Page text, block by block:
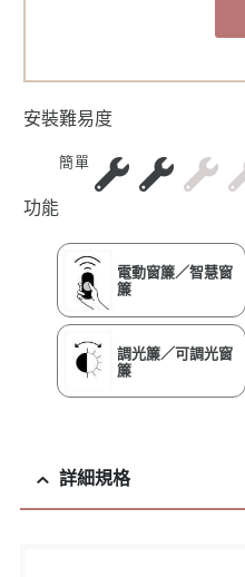
安裝難易度
簡單
功能
電動窗簾／智慧窗
簾
調光簾／可調光窗
簾
詳細規格